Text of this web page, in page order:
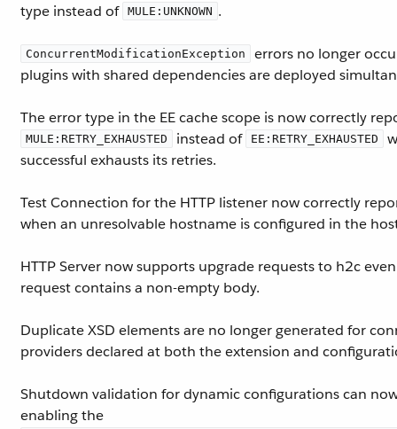
type instead of MULE:UNKNOWN .
ConcurrentModificationException
errors no longer
plugins with shared dependencies are deployed
The error type in the EE cache scope is now correctly
MULE:RETRY_EXHAUSTED instead of EE:RETRY_EXHAUSTED
successful exhausts its retries.
Test Connection for the HTTP listener now correctly
when an unresolvable hostname is configured in the
HTTP Server now supports upgrade requests to h2c
request contains a non-empty body.
Duplicate XSD elements are no longer generated for
providers declared at both the extension and
Shutdown validation for dynamic configurations can
enabling the